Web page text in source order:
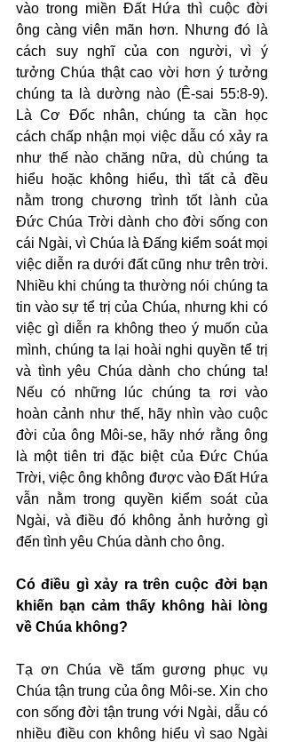
vào trong miền Đất Hứa thì cuộc đời
ông càng viên mãn hơn. Nhưng đó là
cách suy nghĩ của con người, vì ý
tưởng Chúa thật cao vời hơn ý tưởng
chúng ta là dường nào (Ê-sai 55:8-9).
Là Cơ Đốc nhân, chúng ta cần học
cách chấp nhận mọi việc dẫu có xảy ra
như thế nào chăng nữa, dù chúng ta
hiểu hoặc không hiểu, thì tất cả đều
nằm trong chương trình tốt lành của
Đức Chúa Trời dành cho đời sống con
cái Ngài, vì Chúa là Đấng kiểm soát mọi
việc diễn ra dưới đất cũng như trên trời.
Nhiều khi chúng ta thường nói chúng ta
tin vào sự tể trị của Chúa, nhưng khi có
việc gì diễn ra không theo ý muốn của
mình, chúng ta lại hoài nghi quyền tể trị
và tình yêu Chúa dành cho chúng ta!
Nếu có những lúc chúng ta rơi vào
hoàn cảnh như thế, hãy nhìn vào cuộc
đời của ông Môi-se, hãy nhớ rằng ông
là một tiên tri đặc biệt của Đức Chúa
Trời, việc ông không được vào Đất Hứa
vẫn nằm trong quyền kiểm soát của
Ngài, và điều đó không ảnh hưởng gì
đến tình yêu Chúa dành cho ông.
Có điều gì xảy ra trên cuộc đời bạn
khiến bạn cảm thấy không hài lòng
về Chúa không?
Tạ ơn Chúa về tấm gương phục vụ
Chúa tận trung của ông Môi-se. Xin cho
con sống đời tận trung với Ngài, dẫu có
nhiều điều con không hiểu vì sao Ngài